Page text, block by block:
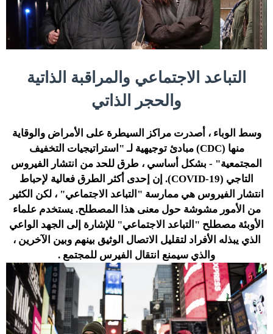
التباعد الاجتماعي والمراقبة الذاتية
والحجر الذاتي
وسط الوباء ، أصدرت مراكز السيطرة على الأمراض والوقاية
منها (CDC) مبادئ توجيهية لـ "استراتيجيات التخفيف
المجتمعية" - بشكل أساسي ، طرق للحد من انتشار الفيروس
التاجي (COVID-19). إن إحدى أكثر الطرق فعالية لإحباط
انتشار الفيروس هي ممارسة "التباعد الاجتماعي" ، لكن الكثير
من الأمور مشوشة حول معنى هذا المصطلح. يستخدم علماء
الأوبئة مصطلح "التباعد الاجتماعي" للإشارة إلى الجهد الواعي
الذي يبذله الأفراد لتقليل الاتصال الوثيق بينهم وبين الآخرين ،
والذي سيمنع انتقال الفيرس للمجتمع .